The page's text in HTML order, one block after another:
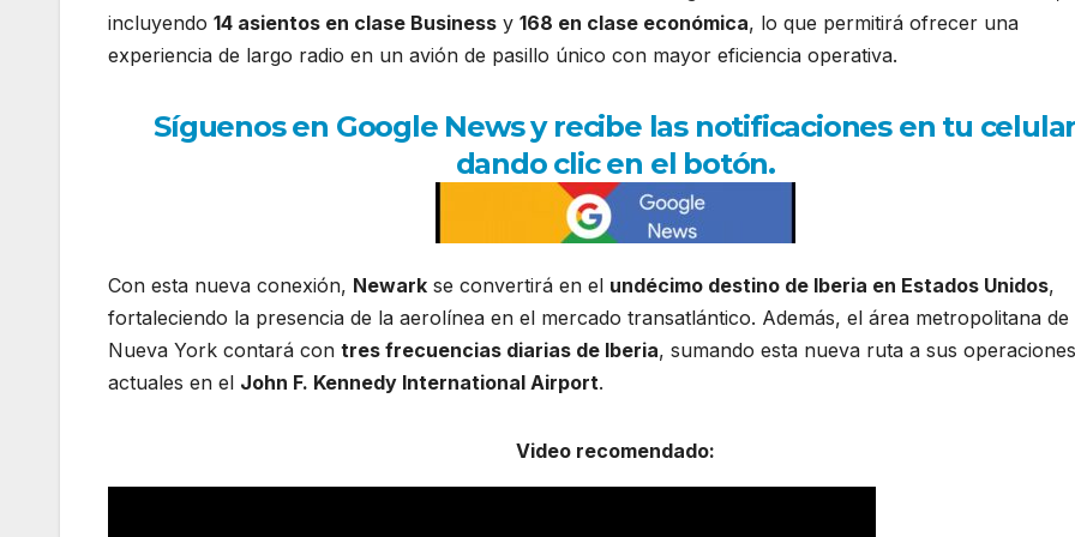
incluyendo 14 asientos en clase Business y 168 en clase económica, lo que permitirá ofrecer una
experiencia de largo radio en un avión de pasillo único con mayor eficiencia operativa.
Síguenos en Google News y recibe las notificaciones en tu celular
dando clic en el botón.
Con esta nueva conexión, Newark se convertirá en el undécimo destino de Iberia en Estados Unidos,
fortaleciendo la presencia de la aerolínea en el mercado transatlántico. Además, el área metropolitana de
Nueva York contará con tres frecuencias diarias de Iberia, sumando esta nueva ruta a sus operaciones
actuales en el John F. Kennedy International Airport.
Video recomendado: